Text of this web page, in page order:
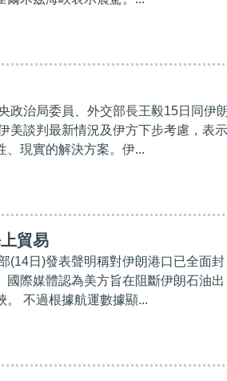
政治局委員、外交部長王毅15日同伊
美談判最新情況及伊方下步考慮，表示
、現實的解決方案。伊...
貿易
(14日)發表聲明稱對伊朗港口已全面封
際媒體認為美方旨在阻斷伊朗石油出
。 不過根據航運數據顯...